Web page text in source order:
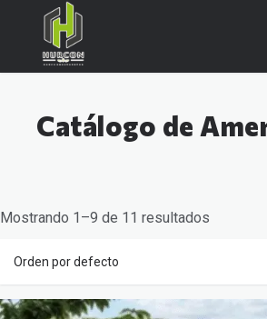
Catálogo de
Mostrando 1–9 de 11 resultados